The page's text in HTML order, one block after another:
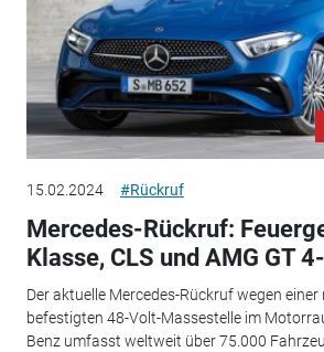
15.02.2024 #Rückruf
Mercedes-Rückruf:
Klasse, CLS und AMG GT
Der aktuelle Mercedes-Rückruf wegen
befestigten 48-Volt-Massestelle im
Benz umfasst weltweit über 75.000